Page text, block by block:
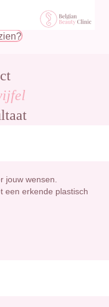
jouw wensen.
een erkende plastisch